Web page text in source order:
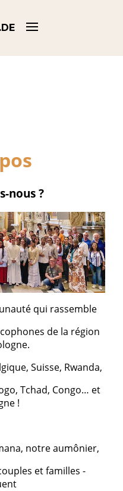
nous ?
qui rassemble
de la région
Suisse, Rwanda,
Tchad, Congo… et
!
notre aumônier,
et familles -